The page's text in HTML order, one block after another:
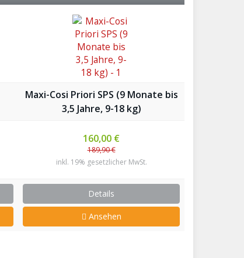
Maxi-Cosi Priori SPS (9 Monate bis
3,5 Jahre, 9-18 kg)
160,00 €
189,90 €
inkl. 19% gesetzlicher MwSt.
Details
Ansehen